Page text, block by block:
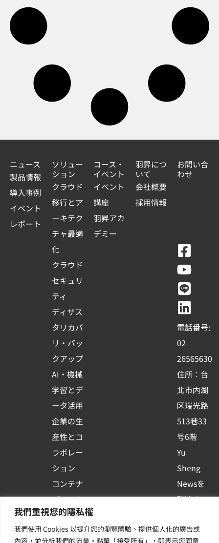
我們重視您的隱私權
我們使用 Cookies 以提升您的瀏覽體驗、提供個人化的廣告或
內容，並分析我們的流量。點擊「接受所有」，即表示您同意
ニュース
製品情報
導入事例
イベント
レポート
ソリュー
ション
クラウド
移行とア
ーキテク
チャ最適
化
クラウド
セキュリ
ティ
ディザス
タリカバ
リ・バッ
クアップ
AI・機械
学習とデ
ータ活用
企業の生
産性とコ
ラボレー
ション
コンテナ
プラット
フォーム
活用
コース・
イベント
イベント
講座
羽昇アカ
デミー
羽昇につ
いて
会社概要
採用情報
お問い合
わせ
F
a
c
e
b
o
o
k
-
s
q
u
a
r
e
Y
o
u
t
u
b
e
L
i
n
e
L
i
n
k
e
d
i
n
電話番号:
02-
26565630
住所：台
北市内湖
区瑞光路
513巷33
号6階
Yu
Sheng
Newsを
購読する
イベント